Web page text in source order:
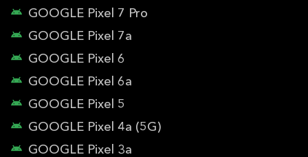
GOOGLE Pixel 7 Pro
GOOGLE Pixel 7a
GOOGLE Pixel 6
GOOGLE Pixel 6a
GOOGLE Pixel 5
GOOGLE Pixel 4a (5G)
GOOGLE Pixel 3a